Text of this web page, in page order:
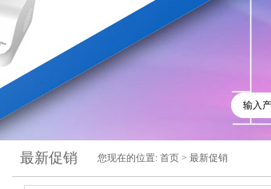
最新促销 您现在的位置: 首页 > 最新促销